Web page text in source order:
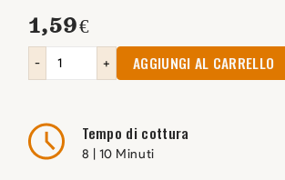
1,59€
- + AGGIUNGI AL CARRELLO
Tempo di cottura
8 | 10 Minuti